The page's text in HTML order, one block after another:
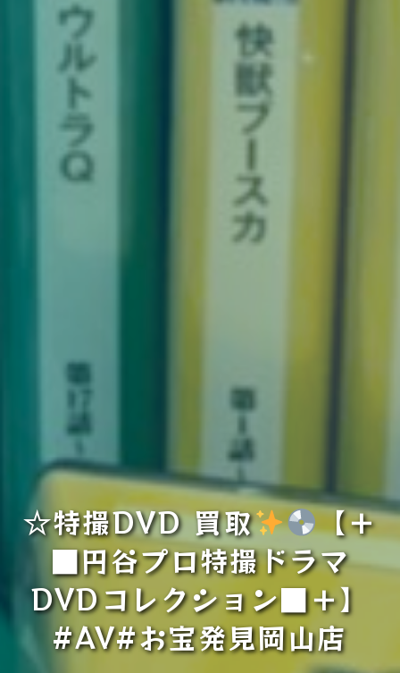
☆特撮DVD 買取
【＋
■円谷プロ特撮ドラマ
DVDコレクション■＋】
#AV#お宝発見岡山店